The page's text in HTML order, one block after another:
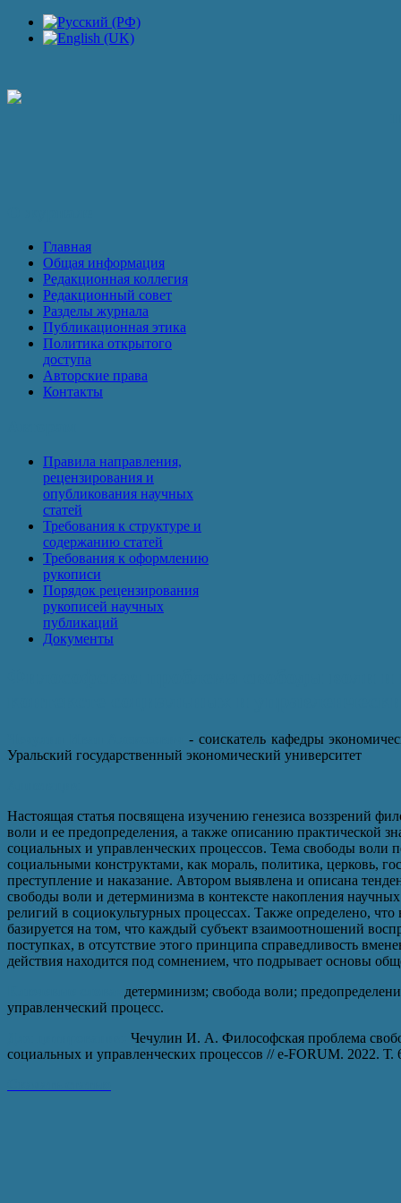
Главная
Общая информация
Редакционная коллегия
Редакционный совет
Разделы журнала
Публикационная этика
Политика открытого
доступа
Авторские права
Контакты
Правила направления,
рецензирования и
опубликования научных
статей
Требования к структуре и
содержанию статей
Требования к оформлению
рукописи
Порядок рецензирования
рукописей научных
публикаций
Документы
- соискатель кафедры
Уральский государственный экономический университет
Настоящая статья посвящена изучению генезиса воззрений
воли и ее предопределения, а также описанию практической
социальных и управленческих процессов. Тема свободы воли
социальными конструктами, как мораль, политика, церковь,
преступление и наказание. Автором выявлена и описана
свободы воли и детерминизма в контексте накопления
религий в социокультурных процессах. Также определено,
базируется на том, что каждый субъект взаимоотношений
поступках, в отсутствие этого принципа справедливость
действия находится под сомнением, что подрывает основы
детерминизм; свобода воли;
управленческий процесс.
Чечулин И. А. Философская проблема
социальных и управленческих процессов // e-FORUM. 2022.